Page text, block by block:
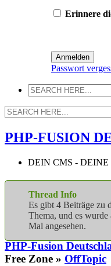
Erinnere
Passwort
PHP-FUSION
DEIN CMS -
Thread Info
Es gibt 4 Beiträge zu
Thema, und es wurde
Mal angesehen.
PHP-Fusion
Free Zone » OffTopic